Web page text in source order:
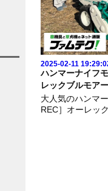
2025-02-11
ハンマーナイフ
レックブルモアー
大人気のハンマ
REC］オーレッ